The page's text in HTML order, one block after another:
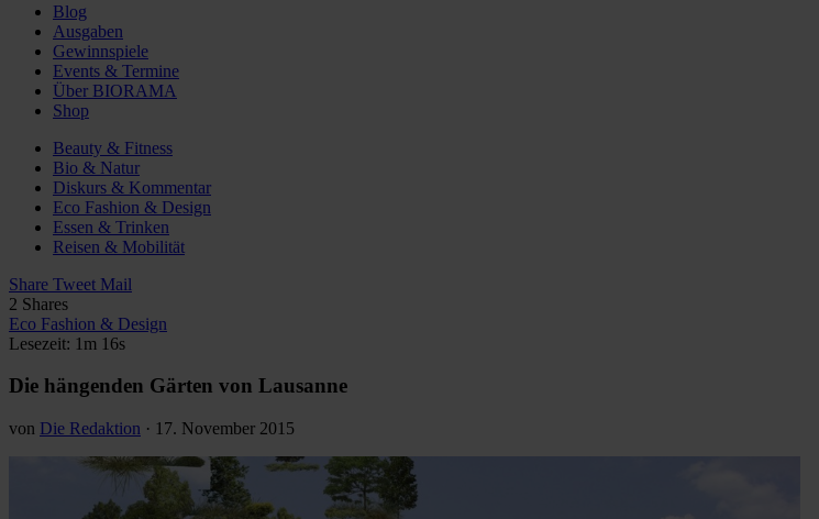
Blog
Ausgaben
Gewinnspiele
Events & Termine
Über BIORAMA
Shop
Beauty & Fitness
Bio & Natur
Diskurs & Kommentar
Eco Fashion & Design
Essen & Trinken
Reisen & Mobilität
Share Tweet Mail
2 Shares
Eco Fashion & Design
Lesezeit: 1m 16s
Die hängenden Gärten von Lausanne
von Die Redaktion · 17. November 2015